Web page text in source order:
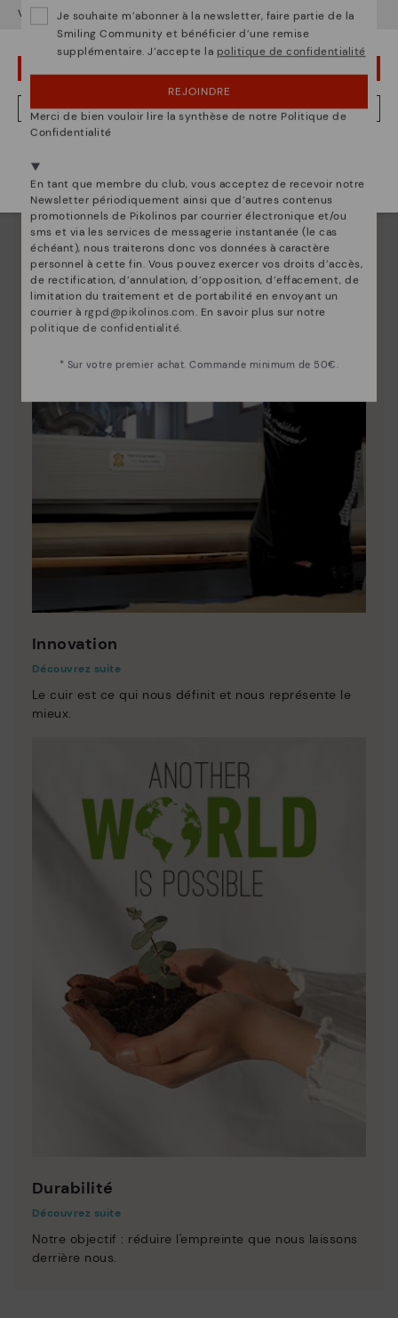
La nature de Pikolinos
Découvrez suite
chaussure unique.
Innovation
Découvrez suite
Le cuir est ce qui nous définit et nous représente le
mieux.
Durabilité
Découvrez suite
Notre objectif : réduire l'empreinte que nous laissons
derrière nous.
Voulez-vous aller sur le site Web deÉtats-Unis?
NON, JE VEUX ALLER SUR LE SITE WEB DU BELGIQUE
Je souhaite m’abonner à la newsletter, faire partie de la
Smiling Community et bénéficier d’une remise
supplémentaire. J’accepte la politique de confidentialité
REJOINDRE
Merci de bien vouloir lire la synthèse de notre Politique de
Confidentialité
En tant que membre du club, vous acceptez de recevoir notre
Newsletter périodiquement ainsi que d’autres contenus
promotionnels de Pikolinos par courrier électronique et/ou
sms et via les services de messagerie instantanée (le cas
échéant), nous traiterons donc vos données à caractère
personnel à cette fin. Vous pouvez exercer vos droits d’accès,
de rectification, d’annulation, d’opposition, d’effacement, de
limitation du traitement et de portabilité en envoyant un
courrier à rgpd@pikolinos.com. En savoir plus sur notre
politique de confidentialité.
* Sur votre premier achat. Commande minimum de 50€.